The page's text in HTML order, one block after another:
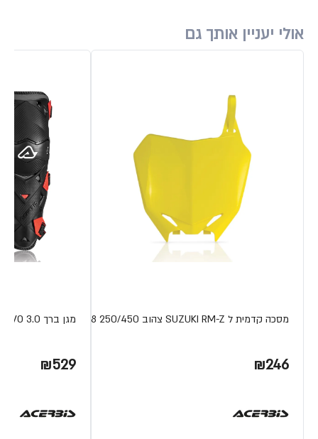
אולי יעניין אותך גם
מסכה קדמית ל SUZUKI RM-Z צהוב 250/450 08-18
₪246
מגן ברך IMPACT EVO 3.0 מבית ACERBIS
₪529